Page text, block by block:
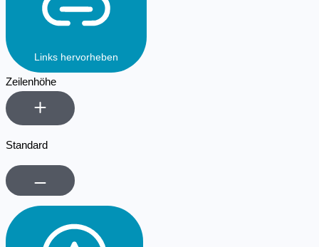
Links hervorheben
Zeilenhöhe
Standard